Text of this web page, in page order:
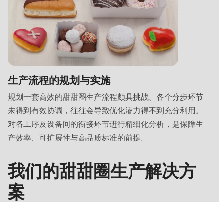
modules/custom/rondo_contact/src/ContactService.php
Deprecated
function:
mb_substr():
Passing
null
to
parameter
#1
($string)
type
string
is
生产流程的规划与实施
规划一套高效的甜甜圈生产流程颇具挑战。各个分步环节
未得到有效协调，往往会导致优化潜力得不到充分利用。
对各工序及设备间的衔接环节进行精细化分析，是保障生
产效率、可扩展性与高品质标准的前提。
我们的甜甜圈生产解决方
案